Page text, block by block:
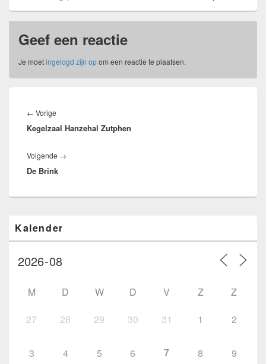
Geef een reactie
Je moetingelogd zijn opom een reactie te plaatsen.
navigatie
← Vorige
bericht:
Kegelzaal Hanzehal Zutphen
Volgende →
De Brink
zijbalk
widget
Kalender
M D W D V Z Z
27 28 29 30 31 1 2
3 4 5 6 7 8 9